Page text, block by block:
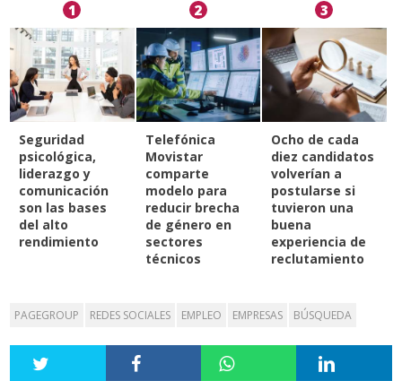
1
Seguridad
psicológica,
liderazgo y
comunicación
son las bases
del alto
rendimiento
2
Telefónica
Movistar
comparte
modelo para
reducir brecha
de género en
sectores
técnicos
3
Ocho de cada
diez candidatos
volverían a
postularse si
tuvieron una
buena
experiencia de
reclutamiento
PAGEGROUP REDES SOCIALES EMPLEO EMPRESAS BÚSQUEDA